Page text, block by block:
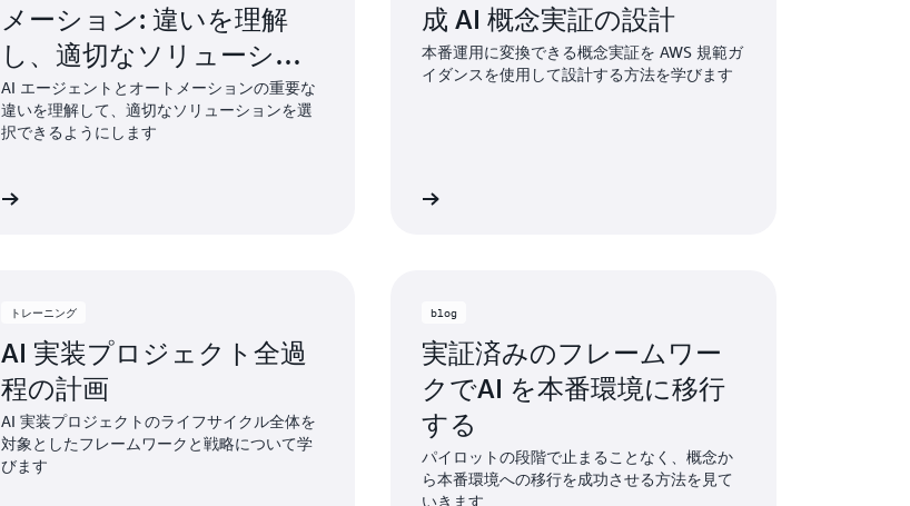
メーション: 違いを理解
し、適切なソリューショ
ンを選択するためのリー
ダー向けガイド
AI エージェントとオートメーションの重要な
違いを理解して、適切なソリューションを選
択できるようにします
成 AI 概念実証の設計
本番運用に変換できる概念実証を AWS 規範ガ
イダンスを使用して設計する方法を学びます
トレーニング
AI 実装プロジェクト全過
程の計画
AI 実装プロジェクトのライフサイクル全体を
対象としたフレームワークと戦略について学
びます
blog
実証済みのフレームワー
クでAI を本番環境に移行
する
パイロットの段階で止まることなく、概念か
ら本番環境への移行を成功させる方法を見て
いきます